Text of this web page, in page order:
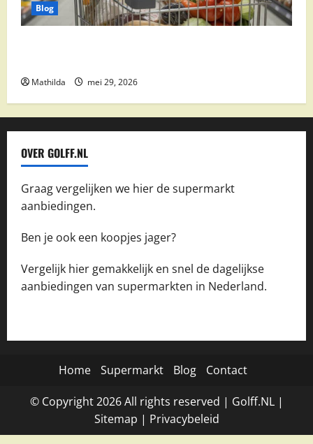
Blog
Mathilda mei 29, 2026
OVER GOLFF.NL
Graag vergelijken we hier de supermarkt
aanbiedingen.
Ben je ook een koopjes jager?
Vergelijk hier gemakkelijk en snel de dagelijkse
aanbiedingen van supermarkten in Nederland.
Home Supermarkt Blog Contact
© Copyright2026All rights reserved | Golff.NL|
Sitemap | Privacybeleid